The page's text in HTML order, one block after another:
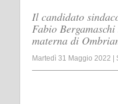
Il candidato
Fabio
materna di
Martedì 31 Maggio 2022